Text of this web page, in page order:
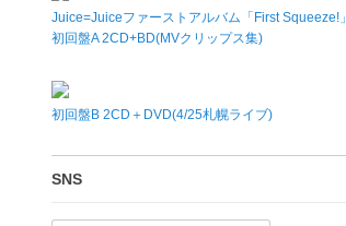
Juice=Juiceファーストアルバム「First Squeeze!」
初回盤A 2CD+BD(MVクリップス集)
初回盤B 2CD＋DVD(4/25札幌ライブ)
SNS